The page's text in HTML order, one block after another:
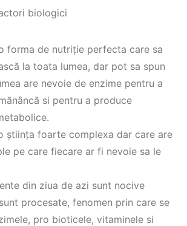
biologici
forma de nutriție perfecta care sa
la toata lumea, dar pot sa spun
are nevoie de enzime pentru a
si pentru a produce
știința foarte complexa dar care are
pe care fiecare ar fi nevoie sa le
din ziua de azi sunt nocive
procesate, fenomen prin care se
pro bioticele, vitaminele si